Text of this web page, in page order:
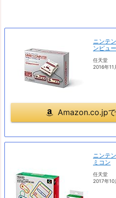
ニンテ
ンピュ
任天堂
2016年11
Amazon.co.jp
ニンテ
ミコン
任天堂
2017年10